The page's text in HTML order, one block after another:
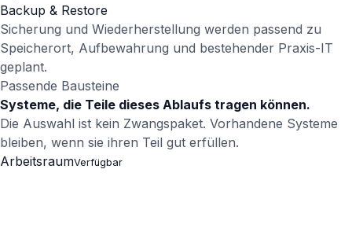
Backup & Restore
Sicherung und Wiederherstellung werden passend zu
Speicherort, Aufbewahrung und bestehender Praxis-IT
geplant.
Passende Bausteine
Systeme, die Teile dieses Ablaufs tragen können.
Die Auswahl ist kein Zwangspaket. Vorhandene Systeme
bleiben, wenn sie ihren Teil gut erfüllen.
ArbeitsraumVerfügbar